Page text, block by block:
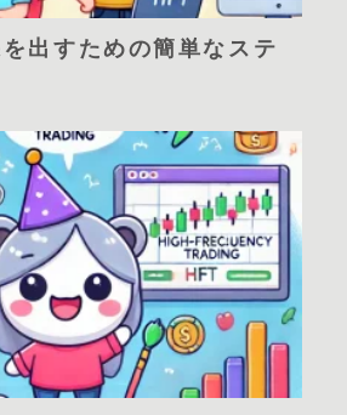
出すための簡単なステ